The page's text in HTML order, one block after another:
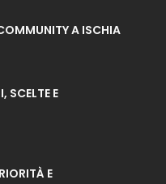
A ISCHIA
SCELTE E
E